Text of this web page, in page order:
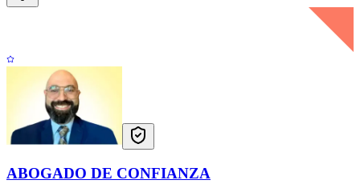
ABOGADO DE CONFIANZA